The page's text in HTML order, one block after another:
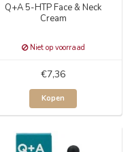
Q+A 5-HTP Face & Neck
Cream
Niet op voorraad
€7,36
Kopen